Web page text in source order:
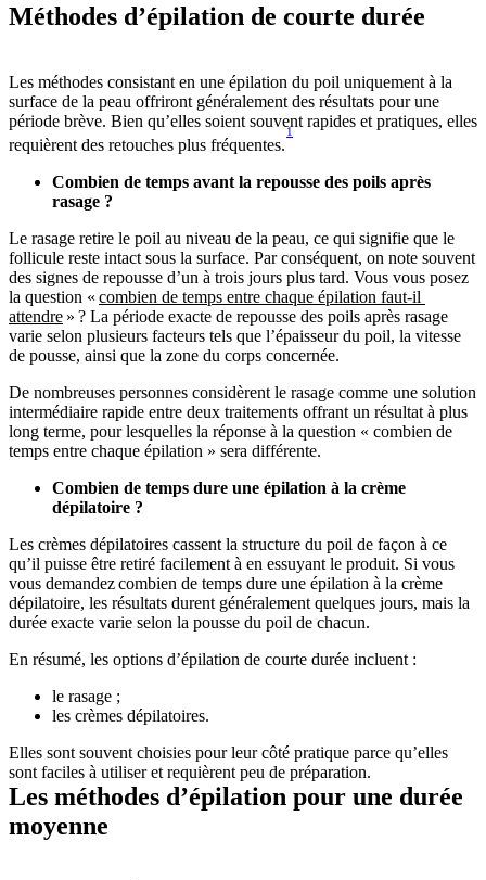
Méthodes d’épilation de courte durée
Les méthodes consistant en une épilation du poil uniquement à la
surface de la peau offriront généralement des résultats pour une
période brève. Bien qu’elles soient souvent rapides et pratiques, elles
requièrent des retouches plus fréquentes.
1
Combien de temps avant la repousse des poils après
Le rasage retire le poil au niveau de la peau, ce qui signifie que le
follicule reste intact sous la surface. Par conséquent, on note souvent
des signes de repousse d’un à trois jours plus tard. Vous vous posez
la question « combien de temps entre chaque épilation faut-il
attendre » ? La période exacte de repousse des poils après rasage
varie selon plusieurs facteurs tels que l’épaisseur du poil, la vitesse
De nombreuses personnes considèrent le rasage comme une solution
intermédiaire rapide entre deux traitements offrant un résultat à plus
long terme, pour lesquelles la réponse à la question « combien de
temps entre chaque épilation » sera différente.
Combien de temps dure une épilation à la crème
Les crèmes dépilatoires cassent la structure du poil de façon à ce
qu’il puisse être retiré facilement à en essuyant le produit. Si vous
vous demandez combien de temps dure une épilation à la crème
dépilatoire, les résultats durent généralement quelques jours, mais la
durée exacte varie selon la pousse du poil de chacun.
Elles sont souvent choisies pour leur côté pratique parce qu’elles
sont faciles à utiliser et requièrent peu de préparation.
Les méthodes d’épilation pour une durée
moyenne